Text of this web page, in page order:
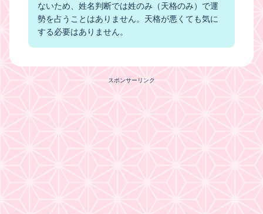
ないため、姓名判断では姓のみ（天格のみ）で運
勢を占うことはありません。天格が悪くても気に
する必要はありません。
スポンサーリンク